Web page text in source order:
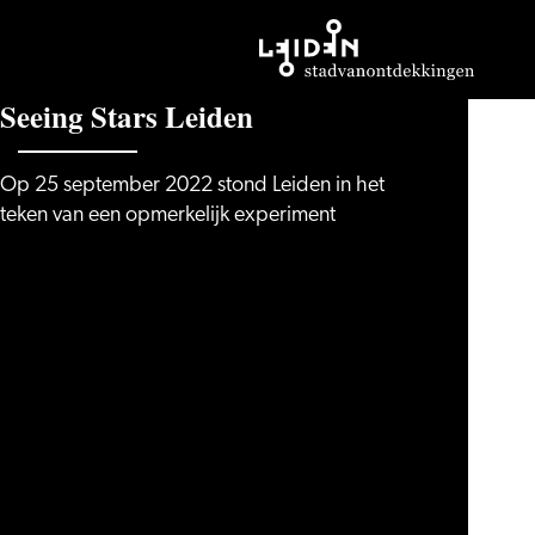
homepage
SeeingStarsLeiden
Op 25 september 2022 stond Leiden in het
teken van een opmerkelijk experiment